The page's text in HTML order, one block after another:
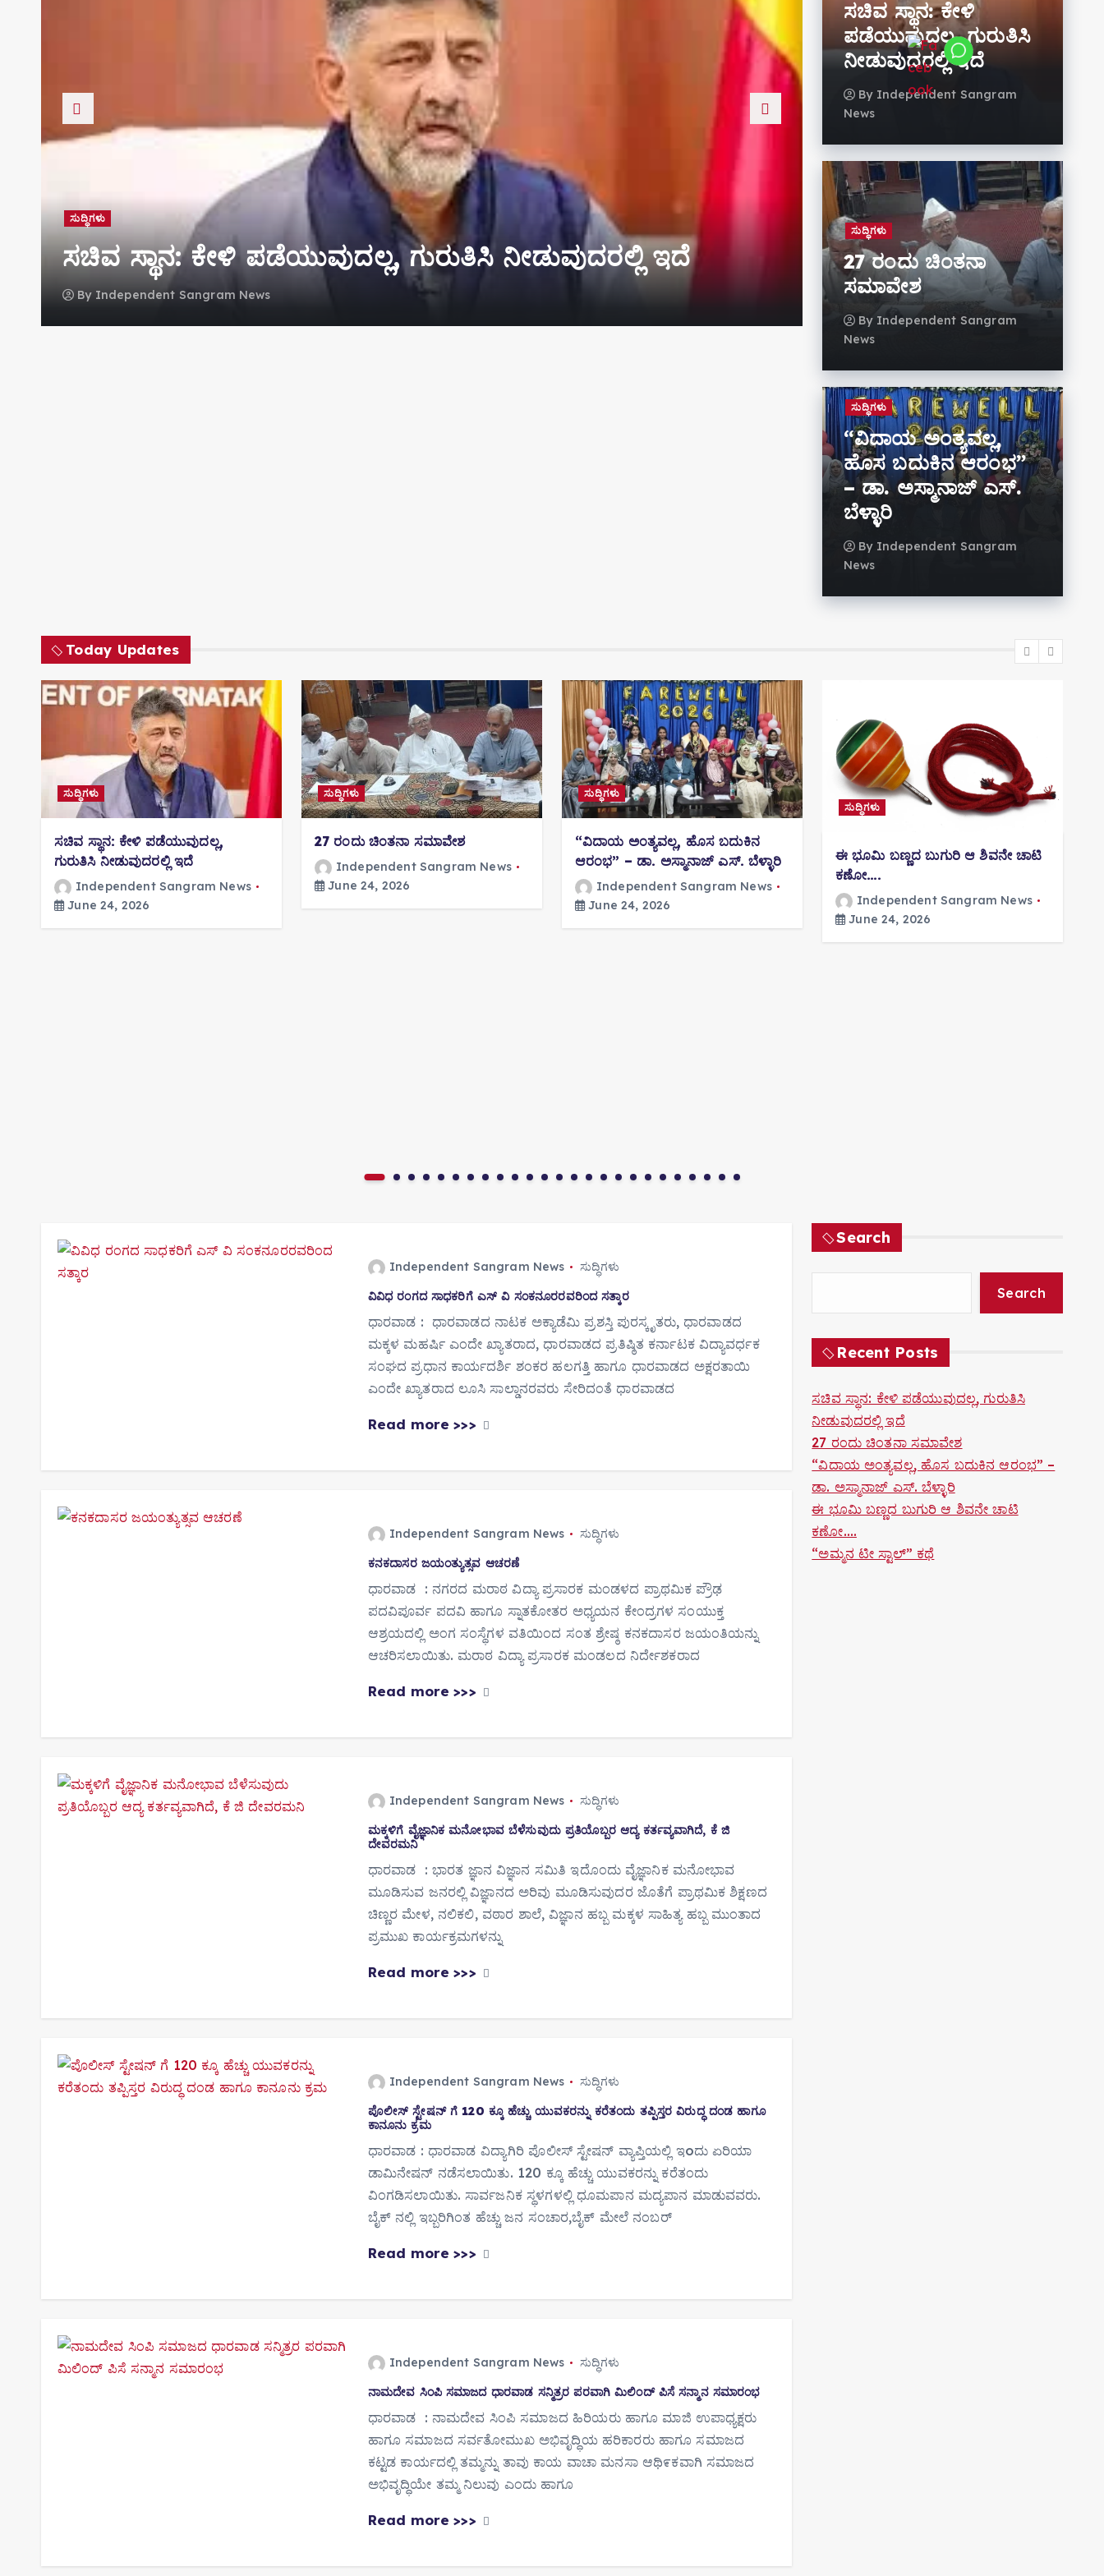
ಸುದ್ಧಿಗಳು
ಸಚಿವ ಸ್ಥಾನ: ಕೇಳಿ ಪಡೆಯುವುದಲ್ಲ, ಗುರುತಿಸಿ ನೀಡುವುದರಲ್ಲಿ ಇದೆ
By Independent Sangram News
ಸುದ್ಧಿಗಳು
27 ರಂದು ಚಿಂತನಾ
ByIndependent Sangram News
ಸಚಿವ ಸ್ಥಾನ: ಕೇಳಿ
ಪಡೆಯುವುದಲ್ಲ, ಗುರುತಿಸಿ
ನೀಡುವುದರಲ್ಲಿ ಇದೆ
By Independent Sangram
News
ಸುದ್ಧಿಗಳು
27 ರಂದು ಚಿಂತನಾ
ಸಮಾವೇಶ
By Independent Sangram
News
ಸುದ್ಧಿಗಳು
“ವಿದಾಯ ಅಂತ್ಯವಲ್ಲ,
ಹೊಸ ಬದುಕಿನ ಆರಂಭ”
– ಡಾ. ಅಸ್ಮಾನಾಜ್ ಎಸ್.
ಬೆಳ್ಳಾರಿ
By Independent Sangram
News
Today Updates
ಸುದ್ಧಿಗಳು
ಸಚಿವ ಸ್ಥಾನ: ಕೇಳಿ ಪಡೆಯುವುದಲ್ಲ,
ಗುರುತಿಸಿ ನೀಡುವುದರಲ್ಲಿ ಇದೆ
Independent Sangram News
June 24, 2026
ಸುದ್ಧಿಗಳು
27 ರಂದು ಚಿಂತನಾ ಸಮಾವೇಶ
Independent Sangram News
June 24, 2026
ಸುದ್ಧಿಗಳು
“ವಿದಾಯ ಅಂತ್ಯವಲ್ಲ, ಹೊಸ ಬದುಕಿನ
ಆರಂಭ” – ಡಾ. ಅಸ್ಮಾನಾಜ್ ಎಸ್. ಬೆಳ್ಳಾರಿ
Independent Sangram News
June 24, 2026
ಸುದ್ಧಿಗಳು
ಈ ಭೂಮಿ ಬಣ್ಣದ ಬುಗುರಿ ಆ ಶಿವನೇ ಚಾಟಿ
ಕಣೋ….
Independent Sangram News
June 24, 2026
Independent Sangram News
ಸುದ್ಧಿಗಳು
ವಿವಿಧ ರಂಗದ ಸಾಧಕರಿಗೆ ಎಸ್ ವಿ ಸಂಕನೂರರವರಿಂದ ಸತ್ಕಾರ
ಧಾರವಾಡ : ಧಾರವಾಡದ ನಾಟಕ ಅಕ್ಯಾಡೆಮಿ ಪ್ರಶಸ್ತಿ ಪುರಸ್ಕೃತರು, ಧಾರವಾಡದ
ಮಕ್ಕಳ ಮಹರ್ಷಿ ಎಂದೇ ಖ್ಯಾತರಾದ, ಧಾರವಾಡದ ಪ್ರತಿಷ್ಠಿತ ಕರ್ನಾಟಕ ವಿದ್ಯಾವರ್ಧಕ
ಸಂಘದ ಪ್ರಧಾನ ಕಾರ್ಯದರ್ಶಿ ಶಂಕರ ಹಲಗತ್ತಿ ಹಾಗೂ ಧಾರವಾಡದ ಅಕ್ಷರತಾಯಿ
ಎಂದೇ ಖ್ಯಾತರಾದ ಲೂಸಿ ಸಾಲ್ಡಾನರವರು ಸೇರಿದಂತೆ ಧಾರವಾಡದ
Read more >>>
Independent Sangram News
ಸುದ್ಧಿಗಳು
ಕನಕದಾಸರ ಜಯಂತ್ಯುತ್ಸವ ಆಚರಣೆ
ಧಾರವಾಡ : ನಗರದ ಮರಾಠ ವಿದ್ಯಾ ಪ್ರಸಾರಕ ಮಂಡಳದ ಪ್ರಾಥಮಿಕ ಪ್ರೌಢ
ಪದವಿಪೂರ್ವ ಪದವಿ ಹಾಗೂ ಸ್ನಾತಕೋತರ ಅಧ್ಯಯನ ಕೇಂದ್ರಗಳ ಸಂಯುಕ್ತ
ಆಶ್ರಯದಲ್ಲಿ ಅಂಗ ಸಂಸ್ಥೆಗಳ ವತಿಯಿಂದ ಸಂತ ಶ್ರೇಷ್ಠ ಕನಕದಾಸರ ಜಯಂತಿಯನ್ನು
ಆಚರಿಸಲಾಯಿತು. ಮರಾಠ ವಿದ್ಯಾ ಪ್ರಸಾರಕ ಮಂಡಲದ ನಿರ್ದೇಶಕರಾದ
Read more >>>
Independent Sangram News
ಸುದ್ಧಿಗಳು
ಮಕ್ಕಳಿಗೆ ವೈಜ್ಞಾನಿಕ ಮನೋಭಾವ ಬೆಳೆಸುವುದು ಪ್ರತಿಯೊಬ್ಬರ ಆದ್ಯ ಕರ್ತವ್ಯವಾಗಿದೆ, ಕೆ ಜಿ
ದೇವರಮನಿ
ಧಾರವಾಡ : ಭಾರತ ಜ್ಞಾನ ವಿಜ್ಞಾನ ಸಮಿತಿ ಇದೊಂದು ವೈಜ್ಞಾನಿಕ ಮನೋಭಾವ
ಮೂಡಿಸುವ ಜನರಲ್ಲಿ ವಿಜ್ಞಾನದ ಅರಿವು ಮೂಡಿಸುವುದರ ಜೊತೆಗೆ ಪ್ರಾಥಮಿಕ ಶಿಕ್ಷಣದ
ಚಿಣ್ಣರ ಮೇಳ, ನಲಿಕಲಿ, ವಠಾರ ಶಾಲೆ, ವಿಜ್ಞಾನ ಹಬ್ಬ ಮಕ್ಕಳ ಸಾಹಿತ್ಯ ಹಬ್ಬ ಮುಂತಾದ
ಪ್ರಮುಖ ಕಾರ್ಯಕ್ರಮಗಳನ್ನು
Read more >>>
Independent Sangram News
ಸುದ್ಧಿಗಳು
ಪೊಲೀಸ್ ಸ್ಟೇಷನ್ ಗೆ 120 ಕ್ಕೂ ಹೆಚ್ಚು ಯುವಕರನ್ನು ಕರೆತಂದು ತಪ್ಪಿಸ್ತರ ವಿರುದ್ಧ ದಂಡ ಹಾಗೂ
ಕಾನೂನು ಕ್ರಮ
ಧಾರವಾಡ : ಧಾರವಾಡ ವಿದ್ಯಾಗಿರಿ ಪೊಲೀಸ್ ಸ್ಟೇಷನ್ ವ್ಯಾಪ್ತಿಯಲ್ಲಿ ಇoದು ಏರಿಯಾ
ಡಾಮಿನೇಷನ್ ನಡೆಸಲಾಯಿತು. 120 ಕ್ಕೂ ಹೆಚ್ಚು ಯುವಕರನ್ನು ಕರೆತಂದು
ವಿಂಗಡಿಸಲಾಯಿತು. ಸಾರ್ವಜನಿಕ ಸ್ಥಳಗಳಲ್ಲಿ ಧೂಮಪಾನ ಮದ್ಯಪಾನ ಮಾಡುವವರು.
ಬೈಕ್ ನಲ್ಲಿ ಇಬ್ಬರಿಗಿಂತ ಹೆಚ್ಚು ಜನ ಸಂಚಾರ,ಬೈಕ್ ಮೇಲೆ ನಂಬರ್
Read more >>>
Independent Sangram News
ಸುದ್ಧಿಗಳು
ನಾಮದೇವ ಸಿಂಪಿ ಸಮಾಜದ ಧಾರವಾಡ ಸನ್ಮಿತ್ರರ ಪರವಾಗಿ ಮಿಲಿಂದ್ ಪಿಸೆ ಸನ್ಮಾನ ಸಮಾರಂಭ
ಧಾರವಾಡ : ನಾಮದೇವ ಸಿಂಪಿ ಸಮಾಜದ ಹಿರಿಯರು ಹಾಗೂ ಮಾಜಿ ಉಪಾಧ್ಯಕ್ಷರು
ಹಾಗೂ ಸಮಾಜದ ಸರ್ವತೋಮುಖ ಅಭಿವೃದ್ಧಿಯ ಹರಿಕಾರರು ಹಾಗೂ ಸಮಾಜದ
ಕಟ್ಟಡ ಕಾರ್ಯದಲ್ಲಿ ತಮ್ಮನ್ನು ತಾವು ಕಾಯ ವಾಚಾ ಮನಸಾ ಆಥಿ೯ಕವಾಗಿ ಸಮಾಜದ
ಅಭಿವೃದ್ಧಿಯೇ ತಮ್ಮ ನಿಲುವು ಎಂದು ಹಾಗೂ
Read more >>>
Search
Search
Recent Posts
ಸಚಿವ ಸ್ಥಾನ: ಕೇಳಿ ಪಡೆಯುವುದಲ್ಲ, ಗುರುತಿಸಿ
ನೀಡುವುದರಲ್ಲಿ ಇದೆ
27 ರಂದು ಚಿಂತನಾ ಸಮಾವೇಶ
“ವಿದಾಯ ಅಂತ್ಯವಲ್ಲ, ಹೊಸ ಬದುಕಿನ ಆರಂಭ” –
ಡಾ. ಅಸ್ಮಾನಾಜ್ ಎಸ್. ಬೆಳ್ಳಾರಿ
ಈ ಭೂಮಿ ಬಣ್ಣದ ಬುಗುರಿ ಆ ಶಿವನೇ ಚಾಟಿ
ಕಣೋ….
“ಅಮ್ಮನ ಟೀ ಸ್ಟಾಲ್” ಕಥೆ